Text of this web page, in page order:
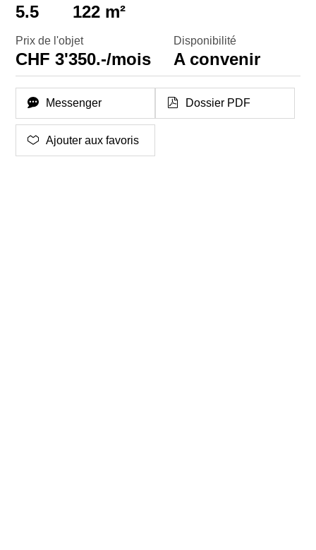
5.5 122 m²
Prix de l'objet
CHF 3'350.-/mois
Disponibilité
A convenir
Messenger Dossier PDF
Ajouter aux favoris